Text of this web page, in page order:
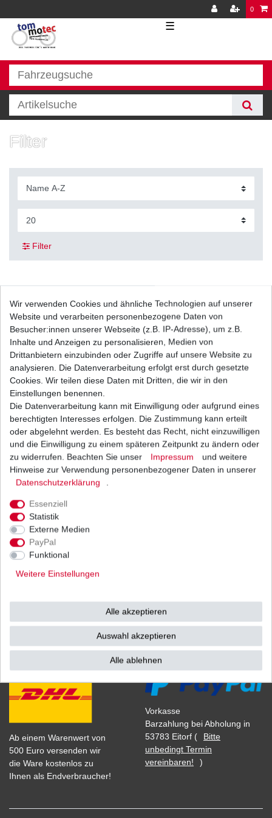
0
☰
Filter
Filter
Benzinfilter Kraftstofffilter Mahle KL 145 8mm =
Ufi 3176000
UVP 33,80 € 17,96 € *
| 17,96 € / Stück
inkl. ges. MwSt. Versandkosten
Benzinfilter Kraftstofffilter Mahle KL145 Ufi
3176000 8mm Triumph
UVP 27,60 € 17,96 € *
1 Stück | 17,96 € / Stück
inkl. ges. MwSt. zzgl.
Ab einem Warenwert von
500 Euro versenden wir
die Ware kostenlos zu
Ihnen als Endverbraucher!
Bezahlarten
Vorkasse
Barzahlung bei Abholung in
53783 Eitorf (
Bitte
unbedingt Termin
vereinbaren!
)
Wir verwenden Cookies und ähnliche Technologien auf unserer
Website und verarbeiten personenbezogene Daten von
Besucher:innen unserer Webseite (z.B. IP-Adresse), um z.B.
Inhalte und Anzeigen zu personalisieren, Medien von
Drittanbietern einzubinden oder Zugriffe auf unsere Website zu
analysieren. Die Datenverarbeitung erfolgt erst durch gesetzte
Cookies. Wir teilen diese Daten mit Dritten, die wir in den
Einstellungen benennen.
Die Datenverarbeitung kann mit Einwilligung oder aufgrund eines
berechtigten Interesses erfolgen. Die Zustimmung kann erteilt
oder abgelehnt werden. Es besteht das Recht, nicht einzuwilligen
und die Einwilligung zu einem späteren Zeitpunkt zu ändern oder
zu widerrufen. Beachten Sie unser
Impressum
und weitere
Hinweise zur Verwendung personenbezogener Daten in unserer
Daten­schutz­erklärung
.
Essenziell
Statistik
Externe Medien
PayPal
Funktional
Weitere Einstellungen
Alle akzeptieren
Auswahl akzeptieren
Alle ablehnen